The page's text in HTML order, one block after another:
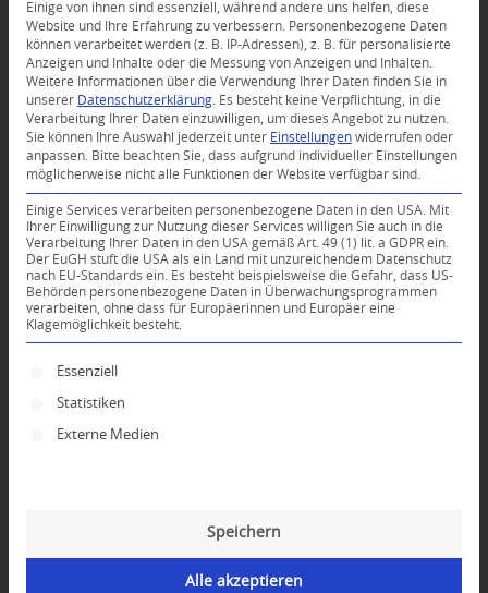
0
Dein Kommentar
An Diskussion beteiligen?
Hinterlassen Sie uns Ihren Kommentar!
Einige von ihnen sind essenziell, während andere uns helfen, diese
Website und Ihre Erfahrung zu verbessern.
Personenbezogene Daten
können verarbeitet werden (z. B. IP-Adressen), z. B. für personalisierte
Anzeigen und Inhalte oder die Messung von Anzeigen und Inhalten.
Weitere Informationen über die Verwendung Ihrer Daten finden Sie in
unserer Datenschutzerklärung
Es besteht keine Verpflichtung, in die
Verarbeitung Ihrer Daten einzuwilligen, um dieses Angebot zu nutzen.
Sie können Ihre Auswahl jederzeit unter Einstellungen widerrufen oder
anpassen.
Bitte beachten Sie, dass aufgrund individueller Einstellungen
möglicherweise nicht alle Funktionen der Website verfügbar sind.
Einige Services verarbeiten personenbezogene Daten in den USA. Mit
Ihrer Einwilligung zur Nutzung dieser Services willigen Sie auch in die
Verarbeitung Ihrer Daten in den USA gemäß Art. 49 (1) lit. a GDPR ein.
Der EuGH stuft die USA als ein Land mit unzureichendem Datenschutz
nach EU-Standards ein. Es besteht beispielsweise die Gefahr, dass US-
Behörden personenbezogene Daten in Überwachungsprogrammen
verarbeiten, ohne dass für Europäerinnen und Europäer eine
Klagemöglichkeit besteht.
Es folgt eine Liste der Service-Gruppen, für die
Essenziell
Statistiken
Externe Medien
Speichern
Alle akzeptieren